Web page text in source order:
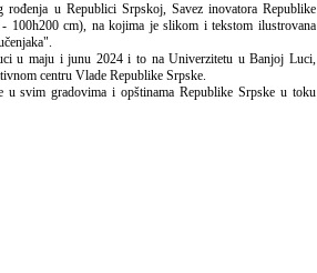
rođenja u Republici Srpskoj, Savez inovatora Republike
100h200 cm), na kojima je slikom i tekstom ilustrovana
u maju i junu 2024 i to na Univerzitetu u Banjoj Luci,
centru Vlade Republike Srpske.
u svim gradovima i opštinama Republike Srpske u toku